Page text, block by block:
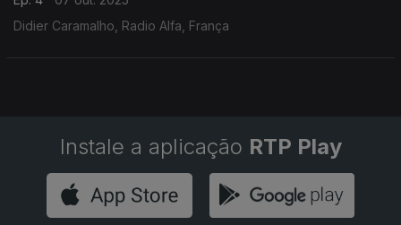
Didier Caramalho, Radio Alfa, França
Instale a aplicação RTP Play